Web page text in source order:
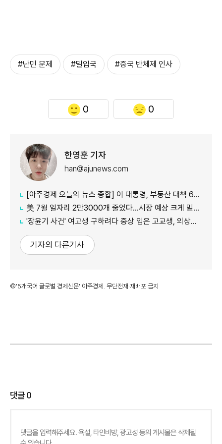
#난민 문제 #밀입국 #중국 반체제 인사
0 0
한영훈 기자
han@ajunews.com
[아주경제 오늘의 뉴스 종합] 이 대통령, 부동산 대책 6시간 점검…"기존 방식 벗어나 과감히 실행" 外
美 7월 일자리 2만3000개 줄었다…시장 예상 크게 밑돈 '고용 쇼크'
'장윤기 사건' 여고생 구하려다 중상 입은 고교생, 의상자 인정
기자의 다른기사
©'5개국어 글로벌 경제신문' 아주경제. 무단전재·재배포 금지
댓글0